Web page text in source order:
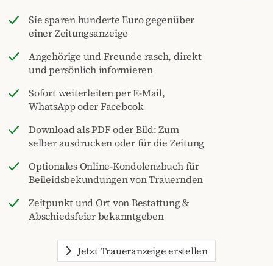
Sie sparen hunderte Euro gegenüber
einer Zeitungsanzeige
Angehörige und Freunde rasch, direkt
und persönlich informieren
Sofort weiterleiten per E-Mail,
WhatsApp oder Facebook
Download als PDF oder Bild: Zum
selber ausdrucken oder für die Zeitung
Optionales Online-Kondolenzbuch für
Beileidsbekundungen von Trauernden
Zeitpunkt und Ort von Bestattung &
Abschiedsfeier bekanntgeben
Jetzt Traueranzeige erstellen